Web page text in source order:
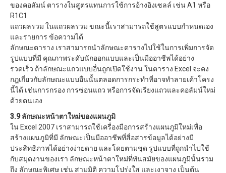
ของคอลัมน์ ตารางในสูตรแทนการใช้การอ้างอิงเซลล์ เช่น A1 หรือ
R1C1
แถวผลรวม ในแถวผลรวม ขณะนี้เราสามารถใช้สูตรแบบกำหนดเอง
และรายการ ข้อความได้
ลักษณะตาราง เราสามารถนำลักษณะตารางไปใช้ในการเพิ่มการจัด
รูปแบบที่มี คุณภาพระดับนักออกแบบและเป็นมืออาชีพได้อย่าง
รวดเร็ว ถ้าลักษณะแถวแบบอื่นถูกเปิดใช้งาน ในตาราง Excel จะคง
กฎเกี่ยวกับลักษณะแบบอื่นนั้นตลอดการกระทำที่อาจทำลายเค้าโครง
นี้ได้ เช่นการกรอง การซ่อนแถว หรือการจัดเรียงแถวและคอลัมน์ใหม่
ด้วยตนเอง
3.9 ลักษณะหน้าตาใหม่ของแผนภูมิ
ใน Excel 2007 เราสามารถใช้เครื่องมือการสร้างแผนภูมิใหม่เพื่อ
สร้างแผนภูมิที่มี ลักษณะเป็นมืออาชีพที่สื่อสารข้อมูลได้อย่างมี
ประสิทธิภาพได้อย่างง่ายดาย และโดยตามชุด รูปแบบที่ถูกนำไปใช้
กับสมุดงานของเรา ลักษณะหน้าตาใหม่ที่ทันสมัยของแผนภูมินั้นรวม
ถึง ลักษณะพิเศษ เช่น สามมิติ ความโปร่งใส และเงาจาง เป็นต้น